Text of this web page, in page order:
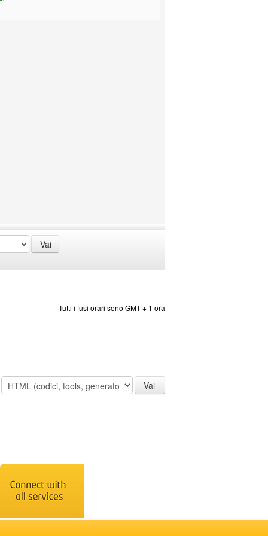
Tutti i fusi orari sono GMT + 1 ora